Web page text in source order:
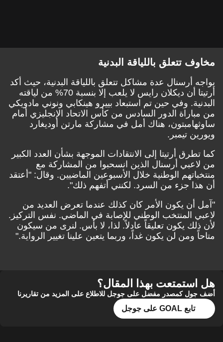
مخاوف تتعلق باللياقة البدنية
يواجه أرسنال عدة مشاكل تتعلق باللياقة البدنية، حيث أكد
أرتيتا أن ديكلان رايس لا يلعب إلا بنسبة 70% من لياقته
البدنية. وفي حين تم استبعاد بييرو هينكابي ونوني مادويكي
من مباراة الدور السادس من كأس الاتحاد الإنجليزي أمام
ساوثهامبتون، هناك أمل في مشاركة مارتن أوديغارد
ويورين تيمبر.
كما تطرق أرتيتا إلى الانتقادات الموجهة بشأن العدد الكبير
من لاعبي أرسنال الذين انسحبوا من المشاركة مع
منتخباتهم الوطنية خلال الأسبوعين الماضيين. وقال: "أعتقد
أن هذا جزء من السرد. لكنني أتفهم ذلك".
"آمل أن يكون الأمر كان كذلك عندما تعرض العديد من
لاعبي المنتخب الوطني للإصابة في الماضي. نفس التركيز.
لأن ذلك يكون تعليقاً عادلاً. لذا، لا بأس. لنرى من سيكون
متاحاً ومن لن يكون غداً، وربما يتعين علينا تغيير الرواية."
هل استمتعت بهذا المقال؟
أضف جول كمصدر مفضل على جوجل للاطلاع على المزيد من تقاريرنا
تابع GOAL على جوجل